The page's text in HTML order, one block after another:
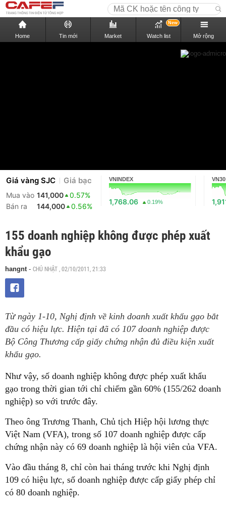
Home Tin mới Market Watch list
New
Mở rộng
Giá vàng SJC Giá bạc
Mua vào 141,000
0.57%
Bán ra
144,000 0.56%
VNINDEX
1,768.06 0.19%
VN30
155 doanh nghiệp không được phép xuất
khẩu gạo
hangnt- CHỦ NHẬT , 02/10/2011, 21:33
Từ ngày 1-10, Nghị định về kinh doanh xuất khẩu gạo bắt
đầu có hiệu lực. Hiện tại đã có 107 doanh nghiệp được
Bộ Công Thương cấp giấy chứng nhận đủ điều kiện xuất
khẩu gạo.
Như vậy, số doanh nghiệp không được phép xuất khẩu
gạo trong thời gian tới chỉ chiếm gần 60% (155/262 doanh
nghiệp) so với trước đây.
Theo ông Trương Thanh, Chủ tịch Hiệp hội lương thực
Việt Nam (VFA), trong số 107 doanh nghiệp được cấp
chứng nhận này có 69 doanh nghiệp là hội viên của VFA.
Vào đầu tháng 8, chỉ còn hai tháng trước khi Nghị định
109 có hiệu lực, số doanh nghiệp được cấp giấy phép chỉ
có 80 doanh nghiệp.